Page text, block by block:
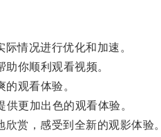
情况进行优化和加速。
你顺利观看视频。
观看体验。
更加出色的观看体验。
赏，感受到全新的观影体验。